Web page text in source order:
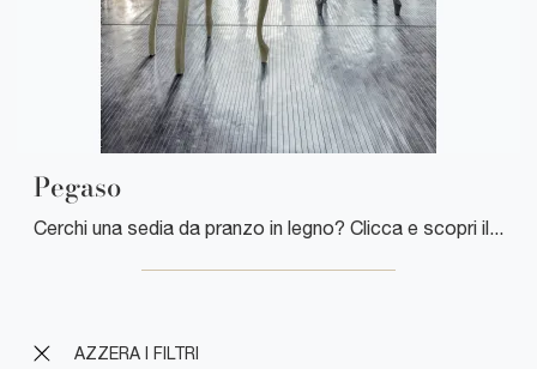
AZZERA I FILTRI
Pegaso
Cerchi una sedia da pranzo in legno? Clicca e scopri il modello Pegaso di Tonin Casa per completare i tuoi spazi alla perfezione.